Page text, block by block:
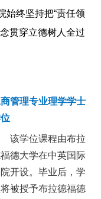
始终坚持把“责任领
贯穿立德树人全过
管理专业理学学士
学位课程由布拉
德大学在中英国际
开设。毕业后，学
被授予布拉德福德